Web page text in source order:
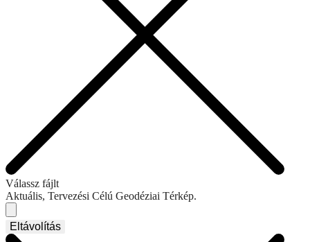
Válassz fájlt
Aktuális, Tervezési Célú Geodéziai Térkép.
Eltávolítás